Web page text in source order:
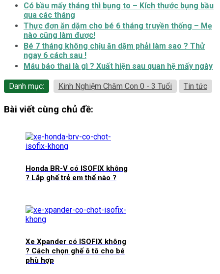
Có bầu mấy tháng thì bụng to – Kích thước bụng bầu
qua các tháng
Thực đơn ăn dặm cho bé 6 tháng truyền thống – Mẹ
nào cũng làm được!
Bé 7 tháng không chịu ăn dặm phải làm sao ? Thử
ngay 6 cách sau !
Máu báo thai là gì ? Xuất hiện sau quan hệ mấy ngày
Danh mục: Kinh Nghiệm Chăm Con 0 - 3 Tuổi Tin tức
Bài viết cùng chủ đề:
Honda BR-V có ISOFIX không
? Lắp ghế trẻ em thế nào ?
Xe Xpander có ISOFIX không
? Cách chọn ghế ô tô cho bé
phù hợp